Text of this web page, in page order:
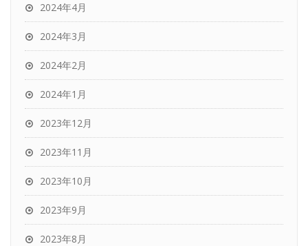
2024年4月
2024年3月
2024年2月
2024年1月
2023年12月
2023年11月
2023年10月
2023年9月
2023年8月